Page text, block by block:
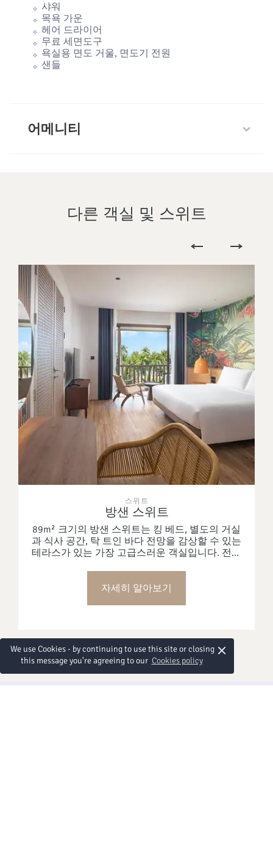
We use Cookies - by continuing to use this site or closing
this message you're agreeing to our Cookies policy
×
샤워
목욕 가운
헤어 드라이어
무료 세면도구
욕실용 면도 거울, 면도기 전원
샌들
어메니티
다른 객실 및 스위트
스위트
방샌 스위트
89m² 크기의 방샌 스위트는 킹 베드, 별도의 거실
과 식사 공간, 탁 트인 바다 전망을 감상할 수 있는
테라스가 있는 가장 고급스러운 객실입니다. 전자
갖춘 넓은 공간을 원하는 분에게 적합합니다.
자세히 알아보기